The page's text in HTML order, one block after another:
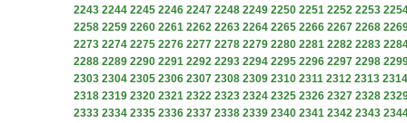
2243 2244 2245 2246 2247 2248 2249 2250 2251 2252 2253
2258 2259 2260 2261 2262 2263 2264 2265 2266 2267 2268
2273 2274 2275 2276 2277 2278 2279 2280 2281 2282 2283
2288 2289 2290 2291 2292 2293 2294 2295 2296 2297 2298
2303 2304 2305 2306 2307 2308 2309 2310 2311 2312 2313 2314
2318 2319 2320 2321 2322 2323 2324 2325 2326 2327 2328
2333 2334 2335 2336 2337 2338 2339 2340 2341 2342 2343